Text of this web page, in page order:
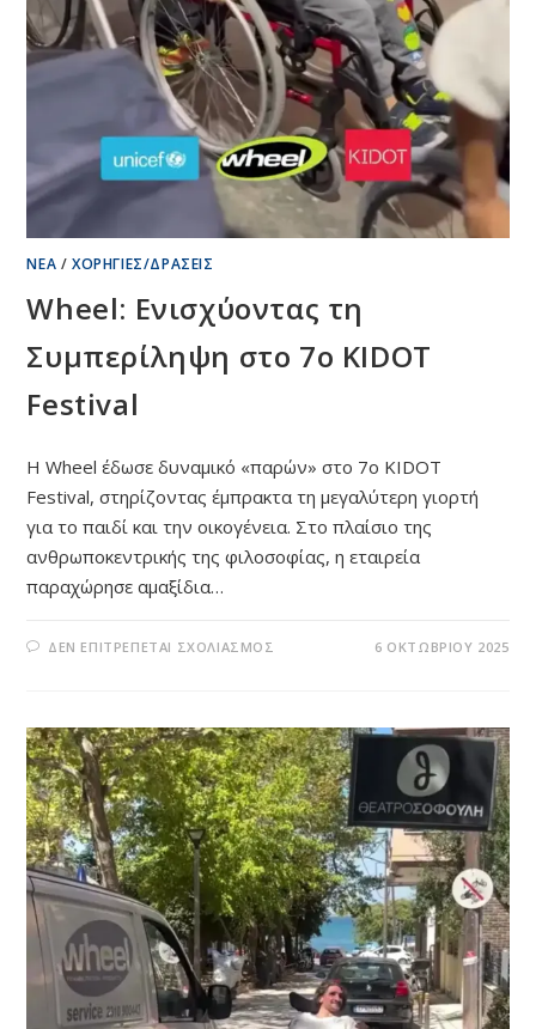
ΝΈΑ /ΧΟΡΗΓΊΕΣ/ΔΡΆΣΕΙΣ
Wheel: Ενισχύοντας τη
Συμπερίληψη στο 7ο KIDOT
Festival
Η Wheel έδωσε δυναμικό «παρών» στο 7ο KIDOT
Festival, στηρίζοντας έμπρακτα τη μεγαλύτερη γιορτή
για το παιδί και την οικογένεια. Στο πλαίσιο της
ανθρωποκεντρικής της φιλοσοφίας, η εταιρεία
παραχώρησε αμαξίδια…
ΔΕΝ ΕΠΙΤΡΈΠΕΤΑΙ ΣΧΟΛΙΑΣΜΌΣ
ΣΤΟ
7Ο
KIDOT
FESTIVAL
6 ΟΚΤΩΒΡΊΟΥ 2025